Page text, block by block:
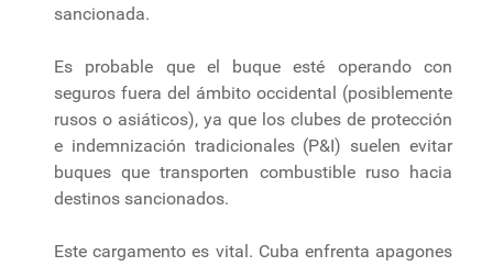
sancionada.
Es probable que el buque esté operando con
seguros fuera del ámbito occidental (posiblemente
rusos o asiáticos), ya que los clubes de protección
e indemnización tradicionales (P&I) suelen evitar
buques que transporten combustible ruso hacia
destinos sancionados.
Este cargamento es vital. Cuba enfrenta apagones